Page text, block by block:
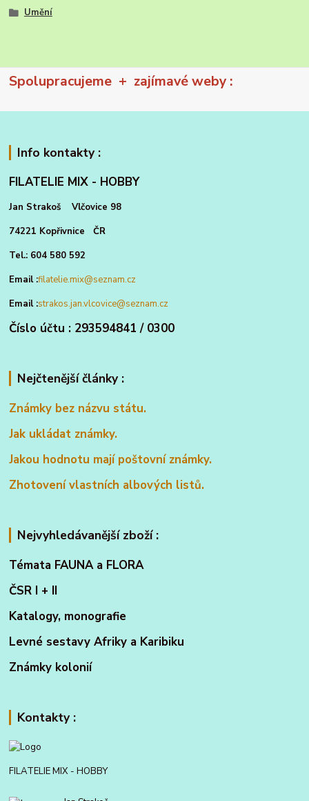
Umění
Spolupracujeme + zajímavé weby :
Info kontakty :
FILATELIE MIX - HOBBY
Jan Strakoš Vlčovice 98
74221 Kopřivnice ČR
Tel.: 604 580 592
Email :filatelie.mix@seznam.cz
Email :strakos.jan.vlcovice@seznam.cz
Číslo účtu : 293594841 / 0300
Nejčtenější články :
Známky bez názvu státu.
Jak ukládat známky.
Jakou hodnotu mají poštovní známky.
Zhotovení vlastních albových listů.
Nejvyhledávanější zboží :
Témata FAUNA a FLORA
ČSR I + II
Katalogy, monografie
Levné sestavy Afriky a Karibiku
Známky kolonií
Kontakty :
FILATELIE MIX - HOBBY